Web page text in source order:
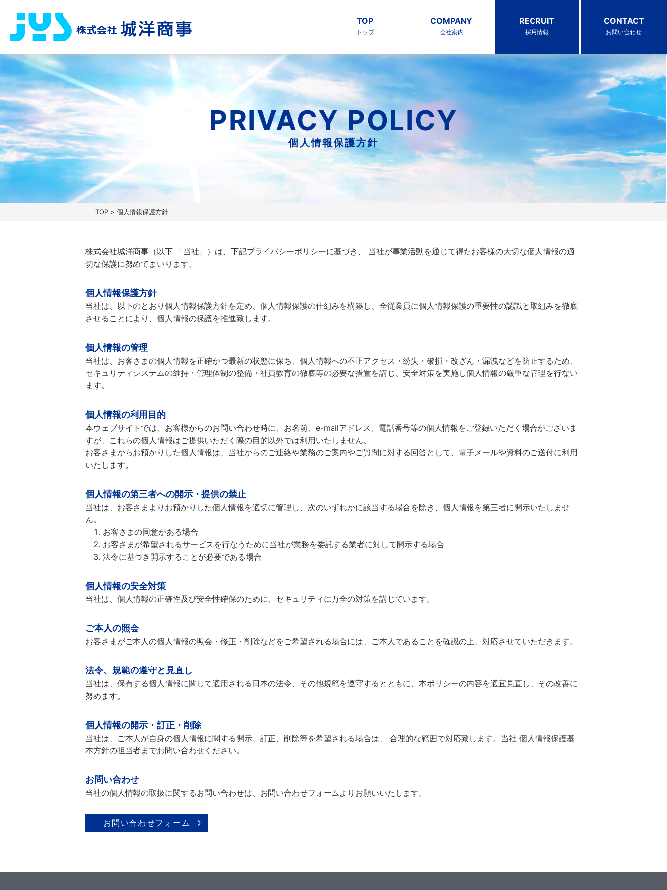
TOP
トップ
COMPANY
会社案内
RECRUIT
採用情報
CONTACT
お問い合わせ
PRIVACY POLICY
個人情報保護方針
TOP > 個人情報保護方針
株式会社城洋商事（以下 「当社」）は、下記プライバシーポリシーに基づき、 当社が事業活動を通じて得たお客様の大切な個人情報の適
切な保護に努めてまいります。
個人情報保護方針
当社は、以下のとおり個人情報保護方針を定め、個人情報保護の仕組みを構築し、全従業員に個人情報保護の重要性の認識と取組みを徹底
させることにより、個人情報の保護を推進致します。
個人情報の管理
当社は、お客さまの個人情報を正確かつ最新の状態に保ち、個人情報への不正アクセス・紛失・破損・改ざん・漏洩などを防止するため、
セキュリティシステムの維持・管理体制の整備・社員教育の徹底等の必要な措置を講じ、安全対策を実施し個人情報の厳重な管理を行ない
ます。
個人情報の利用目的
本ウェブサイトでは、お客様からのお問い合わせ時に、お名前、e-mailアドレス、電話番号等の個人情報をご登録いただく場合がございま
すが、これらの個人情報はご提供いただく際の目的以外では利用いたしません。
お客さまからお預かりした個人情報は、当社からのご連絡や業務のご案内やご質問に対する回答として、電子メールや資料のご送付に利用
いたします。
個人情報の第三者への開示・提供の禁止
当社は、お客さまよりお預かりした個人情報を適切に管理し、次のいずれかに該当する場合を除き、個人情報を第三者に開示いたしませ
ん。
お客さまの同意がある場合
お客さまが希望されるサービスを行なうために当社が業務を委託する業者に対して開示する場合
法令に基づき開示することが必要である場合
個人情報の安全対策
当社は、個人情報の正確性及び安全性確保のために、セキュリティに万全の対策を講じています。
ご本人の照会
お客さまがご本人の個人情報の照会・修正・削除などをご希望される場合には、ご本人であることを確認の上、対応させていただきます。
法令、規範の遵守と見直し
当社は、保有する個人情報に関して適用される日本の法令、その他規範を遵守するとともに、本ポリシーの内容を適宜見直し、その改善に
努めます。
個人情報の開示・訂正・削除
当社は、ご本人が自身の個人情報に関する開示、訂正、削除等を希望される場合は、 合理的な範囲で対応致します。当社 個人情報保護基
本方針の担当者までお問い合わせください。
お問い合わせ
当社の個人情報の取扱に関するお問い合わせは、お問い合わせフォームよりお願いいたします。
お問い合わせフォーム